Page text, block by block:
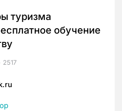
туризма
обучение
2517